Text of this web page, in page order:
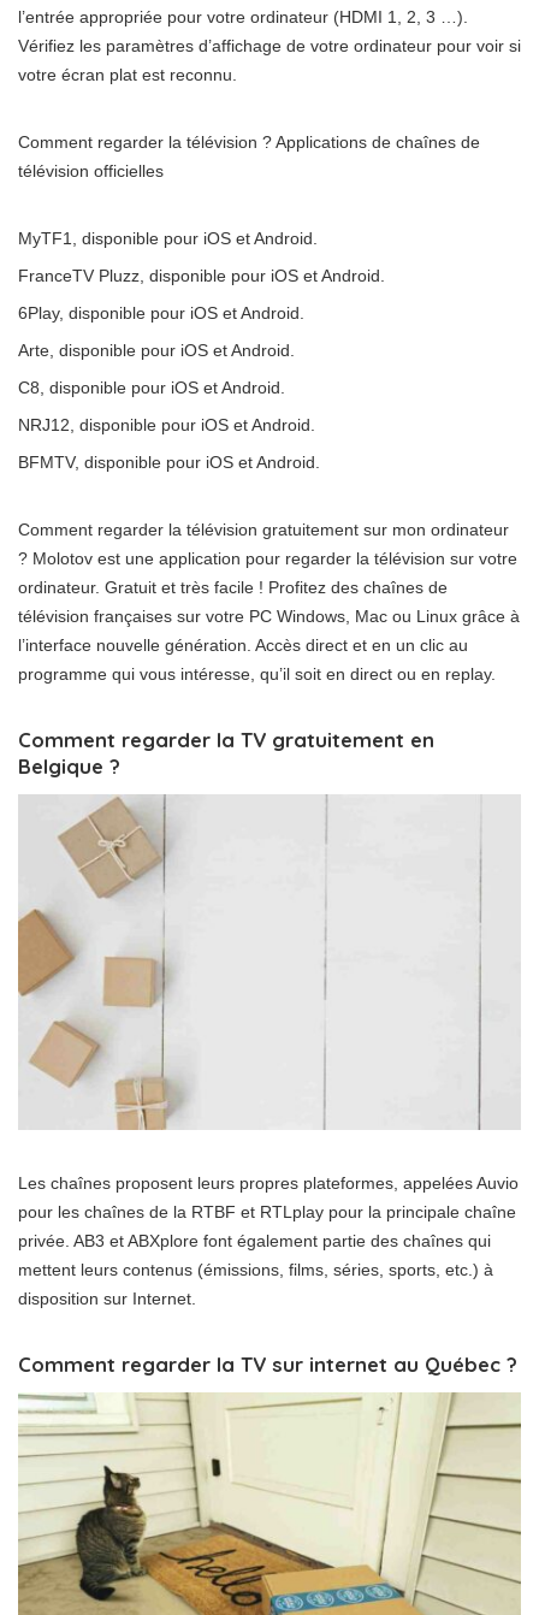
l’entrée appropriée pour votre ordinateur (HDMI 1, 2, 3 …).
Vérifiez les paramètres d’affichage de votre ordinateur pour voir si
votre écran plat est reconnu.
Comment regarder la télévision ? Applications de chaînes de
télévision officielles
MyTF1, disponible pour iOS et Android.
FranceTV Pluzz, disponible pour iOS et Android.
6Play, disponible pour iOS et Android.
Arte, disponible pour iOS et Android.
C8, disponible pour iOS et Android.
NRJ12, disponible pour iOS et Android.
BFMTV, disponible pour iOS et Android.
Comment regarder la télévision gratuitement sur mon ordinateur
? Molotov est une application pour regarder la télévision sur votre
ordinateur. Gratuit et très facile ! Profitez des chaînes de
télévision françaises sur votre PC Windows, Mac ou Linux grâce à
l’interface nouvelle génération. Accès direct et en un clic au
programme qui vous intéresse, qu’il soit en direct ou en replay.
Comment regarder la TV gratuitement en
Belgique ?
Les chaînes proposent leurs propres plateformes, appelées Auvio
pour les chaînes de la RTBF et RTLplay pour la principale chaîne
privée. AB3 et ABXplore font également partie des chaînes qui
mettent leurs contenus (émissions, films, séries, sports, etc.) à
disposition sur Internet.
Comment regarder la TV sur internet au Québec ?